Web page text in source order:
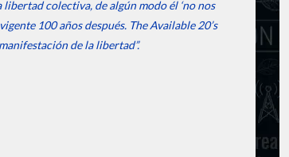
colectiva, de algún modo él ‘no nos
100 años después. The Available 20’s
de la libertad”.